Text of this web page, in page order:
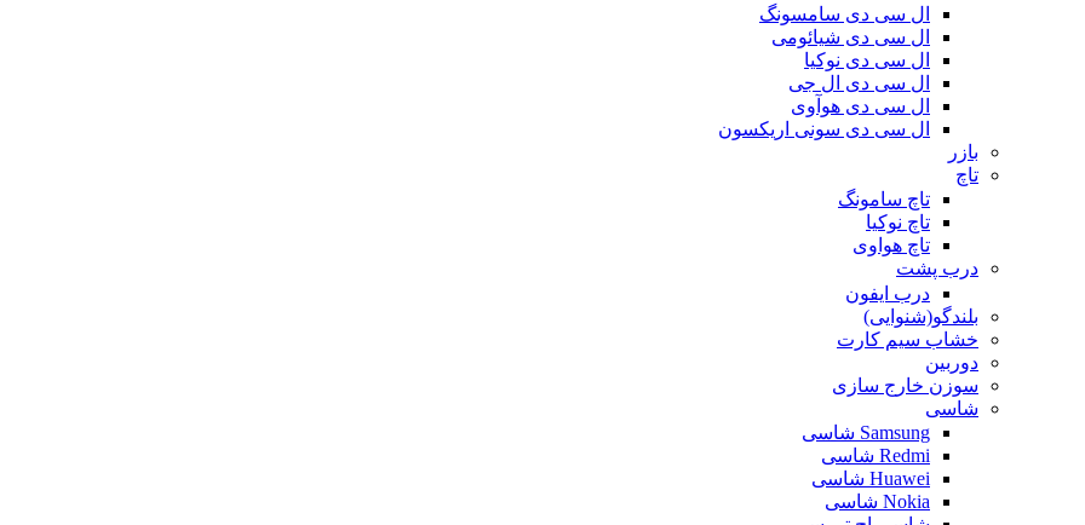
ال سی دی سامسونگ
ال سی دی شیائومی
ال سی دی نوکیا
ال سی دی ال جی
ال سی دی هوآوی
ال سی دی سونی اریکسون
بازر
تاچ
تاچ سامونگ
تاچ نوکیا
تاچ هواوی
درب پشت
درب ایفون
بلندگو(شنوایی)
خشاب سیم کارت
دوربین
سوزن خارج سازی
شاسی
Samsung شاسی
Redmi شاسی
Huawei شاسی
Nokia شاسی